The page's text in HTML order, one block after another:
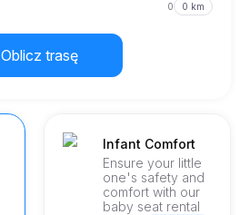
0 0 km
Oblicz trasę
Infant Comfort
Ensure your little
one's safety and
comfort with our
baby seat rental